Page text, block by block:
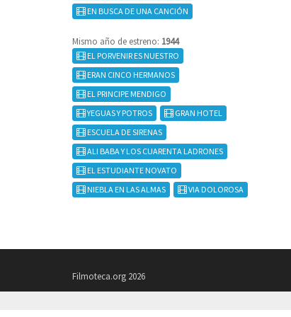
EN BUSCA DE UNA CANCIÓN
Mismo año de estreno: 1944
EL PORVENIR ES NUESTRO
ERAN CINCO HERMANOS
EL PRINCIPE MENDIGO
YEGUAS Y POTROS
GRAN HOTEL
ESCUELA DE SIRENAS
ALI BABA Y LOS CUARENTA LADRONES
EL ESTUDIANTE NOVATO
NIEBLA EN LAS ALMAS
VIA DOLOROSA
Filmoteca.org 2026